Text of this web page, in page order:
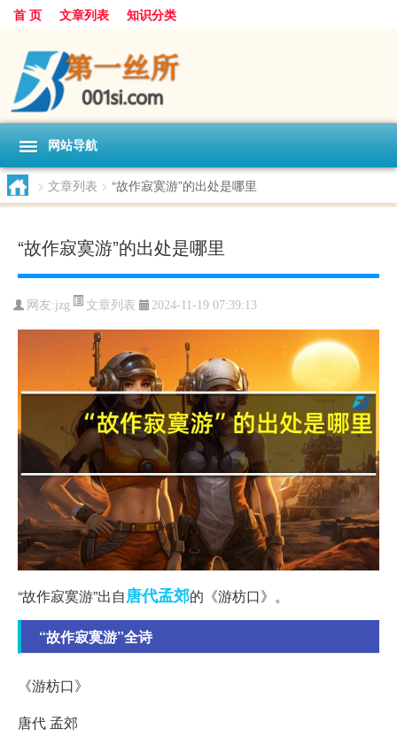
首 页 文章列表 知识分类
网站导航
> 文章列表 > “故作寂寞游”的出处是哪里
“故作寂寞游”的出处是哪里
网友:jzg 文章列表 2024-11-19 07:39:13
“故作寂寞游”出自唐代孟郊的《游枋口》。
“故作寂寞游”全诗
《游枋口》
唐代 孟郊